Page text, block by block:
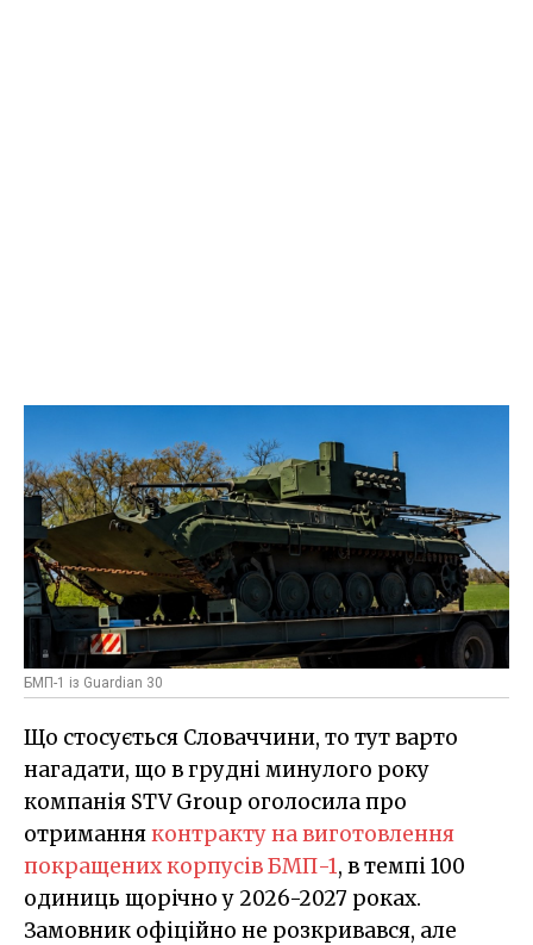
БМП-1 із Guardian 30
Що стосується Словаччини, то тут варто
нагадати, що в грудні минулого року
компанія STV Group оголосила про
отриманняконтракту на виготовлення
покращених корпусів БМП-1, в темпі 100
одиниць щорічно у 2026-2027 роках.
Замовник офіційно не розкривався, але